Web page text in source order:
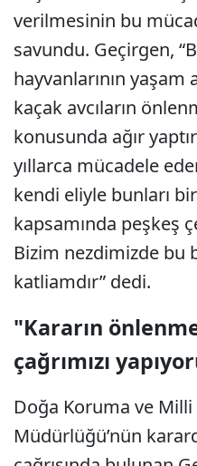
verilmesinin bu
savundu. Geçirgen,
hayvanlarının yaşam
kaçak avcıların
konusunda ağır
yıllarca mücadele
kendi eliyle bunları
kapsamında peşkeş
Bizim nezdimizde bu
katliamdır” dedi.
"Kararın
çağrımızı
Doğa Koruma ve
Müdürlüğü’nün